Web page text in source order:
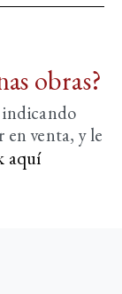
obras?
en venta, y le
aquí­